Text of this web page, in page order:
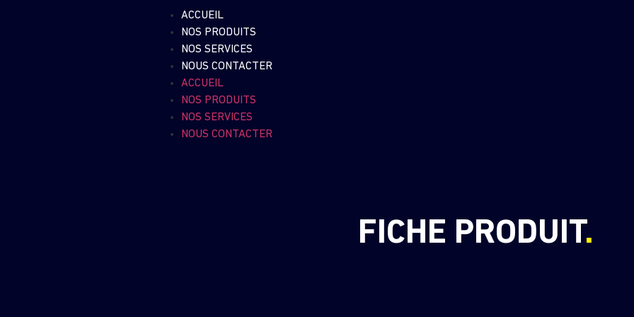
ACCUEIL
NOS PRODUITS
NOS SERVICES
NOUS CONTACTER
ACCUEIL
NOS PRODUITS
NOS SERVICES
NOUS CONTACTER
FICHE PRODUIT.